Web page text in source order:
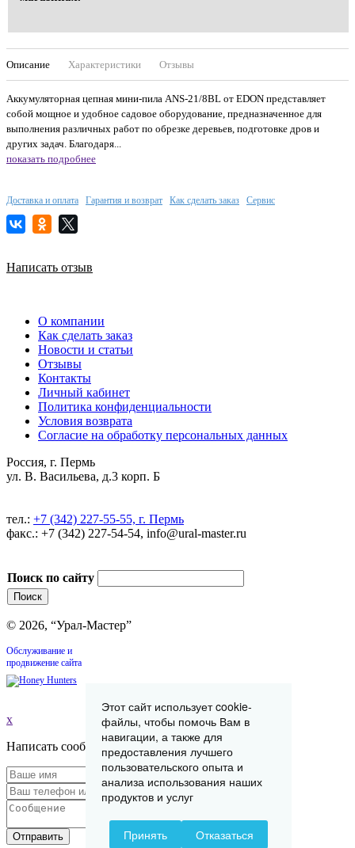
Описание Характеристики Отзывы
Аккумуляторная цепная мини-пила ANS-21/8BL от EDON представляет
собой мощное и удобное садовое оборудование, предназначенное для
выполнения различных работ по обрезке деревьев, подготовке дров и
других задач. Благодаря...
показать подробнее
Доставка и оплата Гарантия и возврат Как сделать заказ Сервис
Написать отзыв
О компании
Как сделать заказ
Новости и статьи
Отзывы
Контакты
Личный кабинет
Политика конфиденциальности
Условия возврата
Согласие на обработку персональных данных
Россия, г. Пермь
ул. В. Васильева, д.3 корп. Б
тел.: +7 (342) 227-55-55, г. Пермь
факс.: +7 (342) 227-54-54, info@ural-master.ru
Поиск по сайту
© 2026, “Урал-Мастер”
Обслуживание и
продвижение сайта
x
Написать сообщение
Отправить
Этот сайт использует cookie-
файлы, чтобы помочь Вам в
навигации, а также для
предоставления лучшего
пользовательского опыта и
анализа использования наших
продуктов и услуг
Принять Отказаться